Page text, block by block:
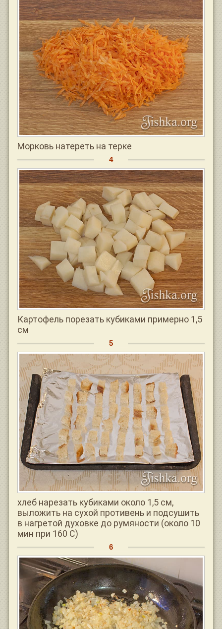
Морковь натереть на терке
Картофель порезать кубиками примерно 1,5
см
хлеб нарезать кубиками около 1,5 см,
выложить на сухой противень и подсушить
в нагретой духовке до румяности (около 10
мин при 160 С)